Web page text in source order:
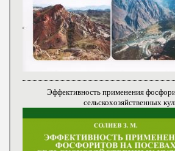
Эффективность применения
сельскохозяйственных